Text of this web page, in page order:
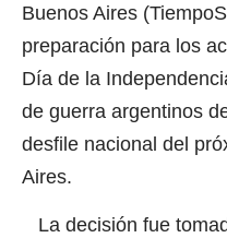
Buenos Aires
preparación para los
Día de la
de guerra argentinos
desfile nacional del
Aires.
La decisión fue